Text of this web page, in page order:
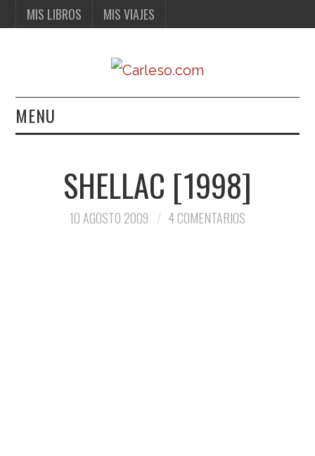
MIS LIBROS MIS VIAJES
MENU
MIS VIAJES
SHELLAC [1998]
10 AGOSTO 2009 4 COMENTARIOS